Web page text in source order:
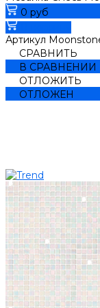
0 руб
Артикул
СРАВНИТЬ
В СРАВНЕНИИ
ОТЛОЖИТЬ
ОТЛОЖЕН